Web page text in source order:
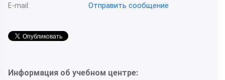
E-mail:
Отправить сообщение
Информация об учебном центре: